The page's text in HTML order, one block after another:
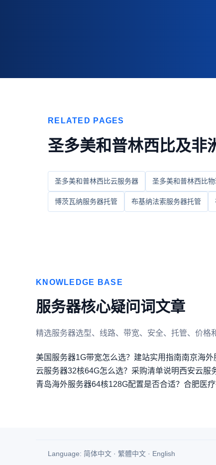
RELATED PAGES
圣多美和普林西比及非
圣多美和普林西比云服务器 圣多美和普林西比
博茨瓦纳服务器托管 布基纳法索服务器托管
KNOWLEDGE BASE
服务器核心疑问词文章
精选服务器选型、线路、带宽、安全、托管、价格
美国服务器1G带宽怎么选？建站实用指南南京海外
云服务器32核64G怎么选？采购清单说明西安云服
青岛海外服务器64核128G配置是否合适？ 合肥医
Language: 简体中文 · 繁體中文 · English